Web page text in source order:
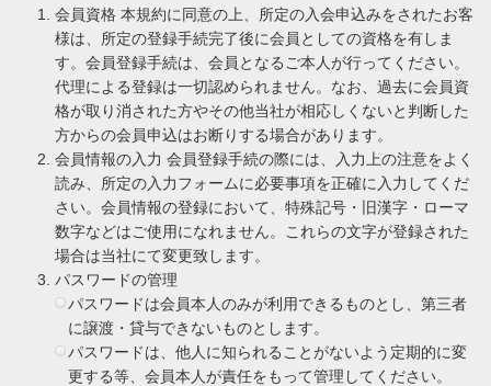
会員資格 本規約に同意の上、所定の入会申込みをされたお客
様は、所定の登録手続完了後に会員としての資格を有しま
す。会員登録手続は、会員となるご本人が行ってください。
代理による登録は一切認められません。なお、過去に会員資
格が取り消された方やその他当社が相応しくないと判断した
方からの会員申込はお断りする場合があります。
会員情報の入力 会員登録手続の際には、入力上の注意をよく
読み、所定の入力フォームに必要事項を正確に入力してくだ
さい。会員情報の登録において、特殊記号・旧漢字・ローマ
数字などはご使用になれません。これらの文字が登録された
場合は当社にて変更致します。
パスワードの管理
パスワードは会員本人のみが利用できるものとし、第三者
に譲渡・貸与できないものとします。
パスワードは、他人に知られることがないよう定期的に変
更する等、会員本人が責任をもって管理してください。